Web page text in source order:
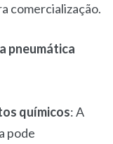
comercialização.
pneumática
químicos: A
pode